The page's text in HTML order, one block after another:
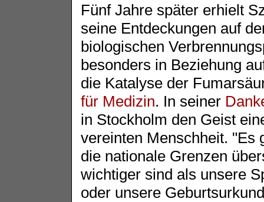
Fünf Jahre später erhielt
seine Entdeckungen auf
biologischen
besonders in Beziehung
die Katalyse der
für Medizin. In seiner
in Stockholm den Geist
vereinten Menschheit. "Es
die nationale Grenzen
wichtiger sind als unsere
oder unsere